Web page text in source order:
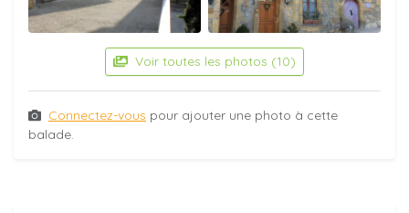
Voir toutes les photos (10)
Connectez-vous pour ajouter une photo à cette
balade.